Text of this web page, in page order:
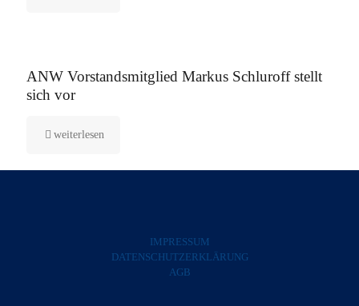
ANW Vorstandsmitglied Markus Schluroff stellt
sich vor
weiterlesen
IMPRESSUM
DATENSCHUTZERKLÄRUNG
AGB